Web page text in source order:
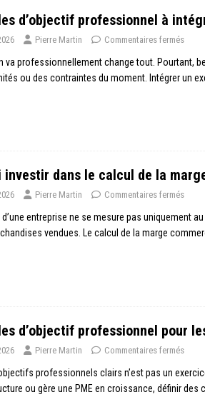
d’objectif professionnel à
Pierre Martin Commentaires fermés
va professionnellement change tout. Pourtant,
ou des contraintes du moment. Intégrer un
investir dans le calcul de la
Pierre Martin Commentaires fermés
d’une entreprise ne se mesure pas uniquement
vendues. Le calcul de la marge
d’objectif professionnel pour
Pierre Martin Commentaires fermés
professionnels clairs n’est pas un
ou gère une PME en croissance, définir